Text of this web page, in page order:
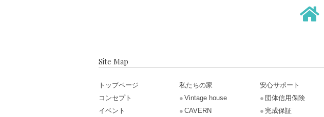
Site Map
トップページ
コンセプト
イベント
私たちの家
Vintage house
CAVERN
安心サポート
団体信用保険
完成保証